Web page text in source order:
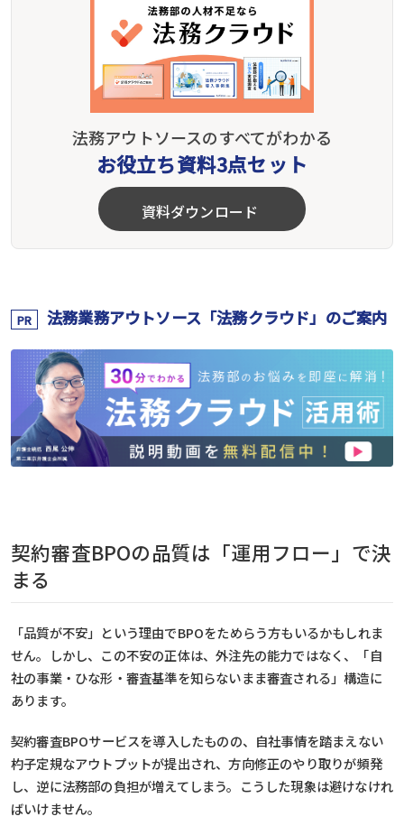
法務アウトソースのすべてがわかる
お役立ち資料3点セット
資料ダウンロード
PR 法務業務アウトソース「法務クラウド」のご案内
契約審査BPOの品質は「運用フロー」で決
まる
「品質が不安」という理由でBPOをためらう方もいるかもしれま
せん。しかし、この不安の正体は、外注先の能力ではなく、「自
社の事業・ひな形・審査基準を知らないまま審査される」構造に
あります。
契約審査BPOサービスを導入したものの、自社事情を踏まえない
杓子定規なアウトプットが提出され、方向修正のやり取りが頻発
し、逆に法務部の負担が増えてしまう。こうした現象は避けなけれ
ばいけません。